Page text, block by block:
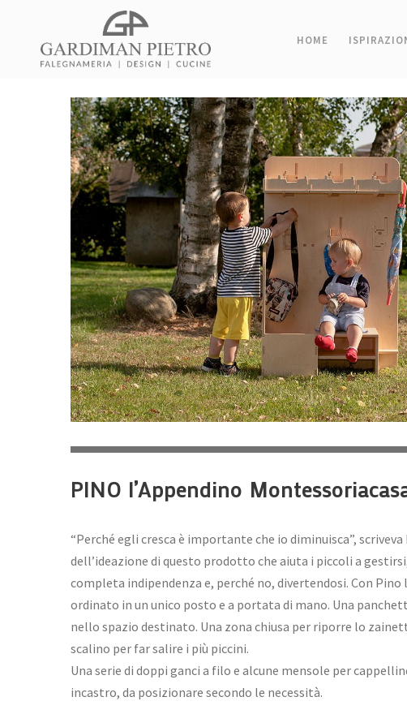
HOME
PINO l’Appendino
“Perché egli cresca è importante che io diminuisca”,
dell’ideazione di questo prodotto che aiuta i piccoli a
completa indipendenza e, perché no, divertendosi. Con
ordinato in un unico posto e a portata di mano. Una
nello spazio destinato. Una zona chiusa per riporre lo
scalino per far salire i più piccini.
Una serie di doppi ganci a filo e alcune mensole per
incastro, da posizionare secondo le necessità.